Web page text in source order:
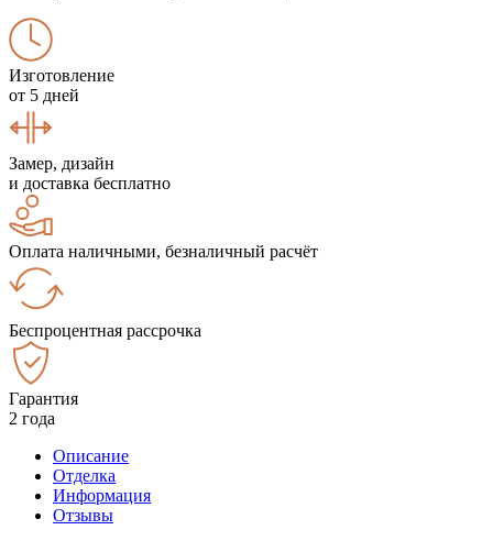
Изготовление
от 5 дней
Замер, дизайн
и доставка бесплатно
Оплата наличными, безналичный расчёт
Беспроцентная рассрочка
Гарантия
2 года
Описание
Отделка
Информация
Отзывы